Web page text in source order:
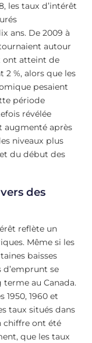
les taux d’intérêt
ans. De 2009 à
autour
ont atteint de
2 %, alors que les
pesaient
période
révélée
augmenté après
niveaux plus
du début des
des
reflète un
Même si les
baisses
d’emprunt se
au Canada.
1950, 1960 et
taux situés dans
chiffre ont été
que les taux